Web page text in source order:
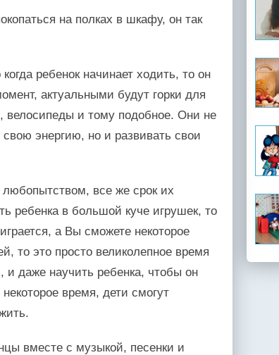
на полках в шкафу, он так
ребенок начинает ходить, то он
актуальными будут горки для
велосипеды и тому подобное. Они не
энергию, но и развивать свои
все же срок их
ребенка в большой куче игрушек, то
а Вы сможете некоторое
то это просто великолепное время
и даже научить ребенка, чтобы он
время, дети смогут
вместе с музыкой, песенки и